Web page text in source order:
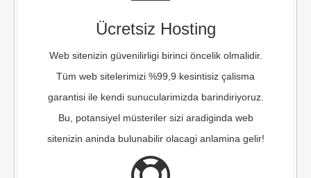
Ücretsiz Hosting
Web sitenizin güvenilirligi birinci öncelik olmalidir.
Tüm web sitelerimizi %99,9 kesintisiz çalisma
garantisi ile kendi sunucularimizda barindiriyoruz.
Bu, potansiyel müsteriler sizi aradiginda web
sitenizin aninda bulunabilir olacagi anlamina gelir!